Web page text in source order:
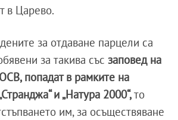
в Царево.
за отдаване парцели са
за такива със заповед на
попадат в рамките на
и „Натура 2000“,то
им, за осъществяване